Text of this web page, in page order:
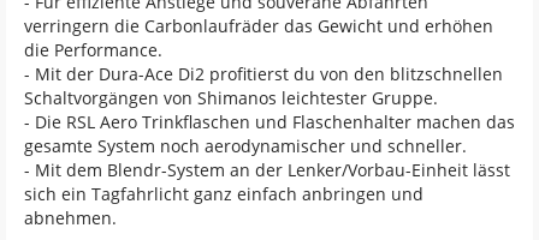
verringern die Carbonlaufräder das Gewicht und erhöhen
die Performance.
- Mit der Dura-Ace Di2 profitierst du von den blitzschnellen
Schaltvorgängen von Shimanos leichtester Gruppe.
- Die RSL Aero Trinkflaschen und Flaschenhalter machen das
gesamte System noch aerodynamischer und schneller.
- Mit dem Blendr-System an der Lenker/Vorbau-Einheit lässt
sich ein Tagfahrlicht ganz einfach anbringen und
abnehmen.